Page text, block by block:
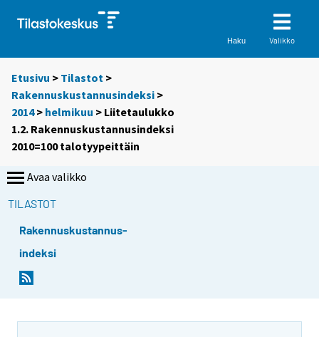
Haku Valikko
Etusivu > Tilastot >
Rakennuskustannusindeksi >
2014> helmikuu > Liitetaulukko
1.2. Rakennuskustannusindeksi
2010=100 talotyypeittäin
Avaa valikko
TILASTOT
Rakennuskustannus-
indeksi